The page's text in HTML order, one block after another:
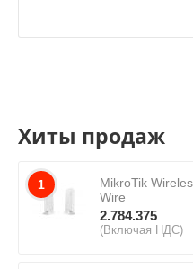
Хиты продаж
1
MikroTik
Wire
2.784.375
(Включая НДС)